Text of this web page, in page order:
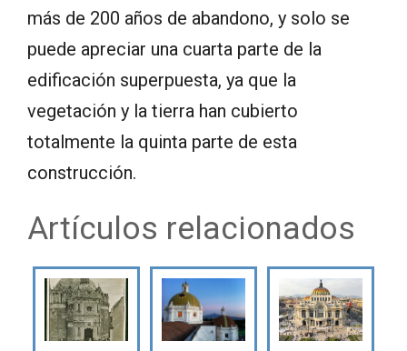
más de 200 años de abandono, y solo se
puede apreciar una cuarta parte de la
edificación superpuesta, ya que la
vegetación y la tierra han cubierto
totalmente la quinta parte de esta
construcción.
Artículos relacionados